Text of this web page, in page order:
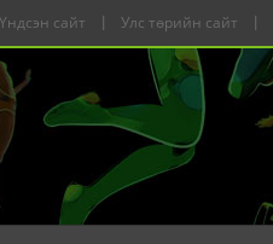
Үндсэн сайт | Улс төрийн сайт |